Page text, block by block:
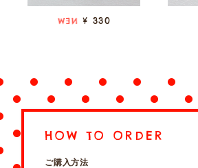
NEW ¥ 330
HOW TO ORDER
ご購入方法